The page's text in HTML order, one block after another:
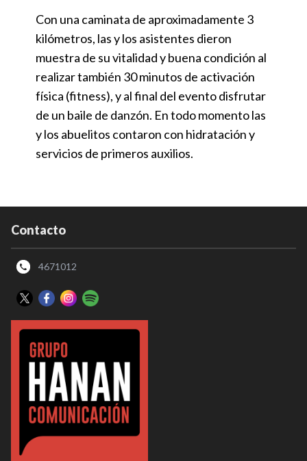
Con una caminata de aproximadamente 3
kilómetros, las y los asistentes dieron
muestra de su vitalidad y buena condición al
realizar también 30 minutos de activación
física (fitness), y al final del evento disfrutar
de un baile de danzón. En todo momento las
y los abuelitos contaron con hidratación y
servicios de primeros auxilios.
Contacto
4671012